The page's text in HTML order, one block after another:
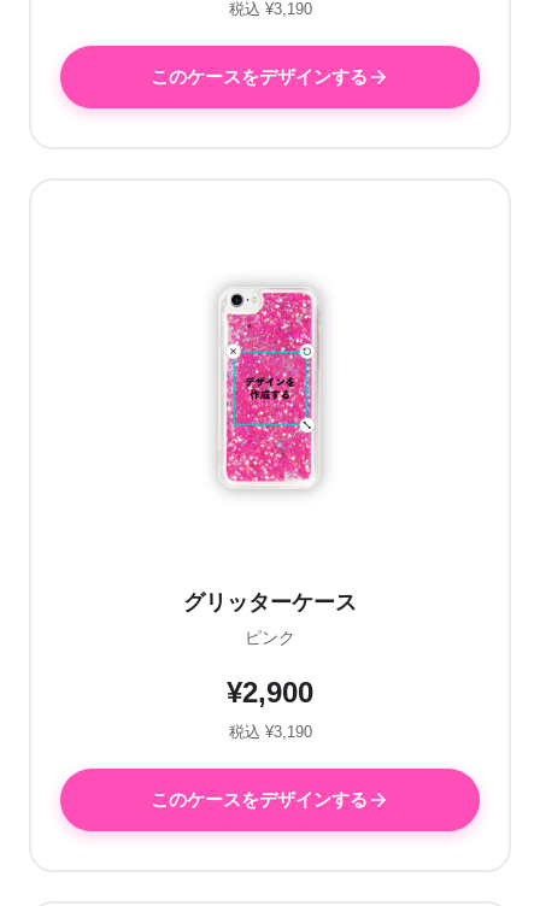
税込 ¥3,190
このケースをデザインする
グリッターケース
ピンク
¥2,900
税込 ¥3,190
このケースをデザインする